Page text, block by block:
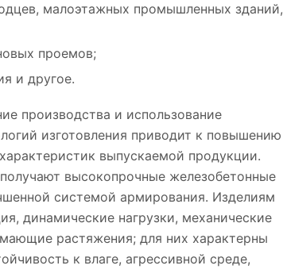
малоэтажных промышленных зданий,
проемов;
и другое.
производства и использование
изготовления приводит к повышению
выпускаемой продукции.
высокопрочные железобетонные
системой армирования. Изделиям
динамические нагрузки, механические
растяжения; для них характерны
к влаге, агрессивной среде,